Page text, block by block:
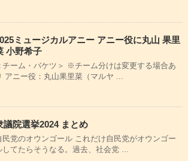
ミュージカルアニー アニー役に丸山 果里
小野希子
チーム・バケツ＞ ※チーム分けは変更する場合あ
アニー役：丸山果里菜（マルヤ ...
議院選挙2024 まとめ
民党のオウンゴール これだけ自民党がオウンゴー
してたらそうなる。過去、社会党 ...